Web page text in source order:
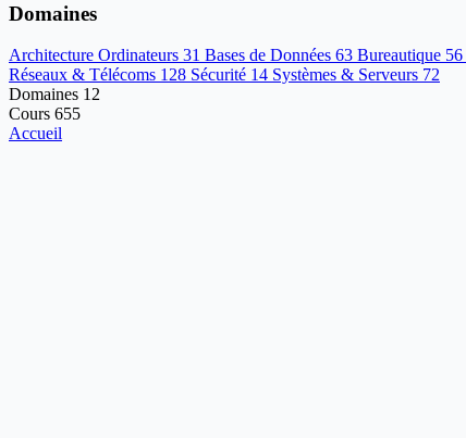
Domaines
Architecture Ordinateurs 31 Bases de Données 63 Bureautique 56
Réseaux & Télécoms 128 Sécurité 14 Systèmes & Serveurs 72
Domaines 12
Cours 655
Accueil